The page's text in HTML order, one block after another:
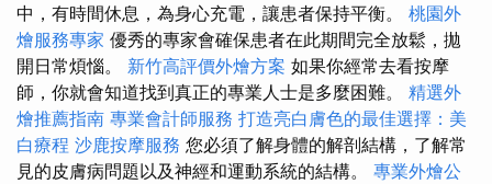
中，有時間休息，為身心充電，讓患者保持平衡。 桃園外
燴服務專家 優秀的專家會確保患者在此期間完全放鬆，拋
開日常煩惱。 新竹高評價外燴方案 如果你經常去看按摩
師，你就會知道找到真正的專業人士是多麼困難。 精選外
燴推薦指南 專業會計師服務 打造亮白膚色的最佳選擇：美
白療程 沙鹿按摩服務 您必須了解身體的解剖結構，了解常
見的皮膚病問題以及神經和運動系統的結構。 專業外燴公